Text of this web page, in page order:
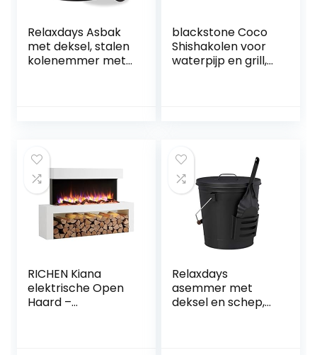
Relaxdays Asbak
met deksel, stalen
kolenemmer met
blackstone Coco
Shishakolen voor
waterpijp en grill,
RICHEN Kiana
elektrische Open
Haard –
Relaxdays
asemmer met
deksel en schep,